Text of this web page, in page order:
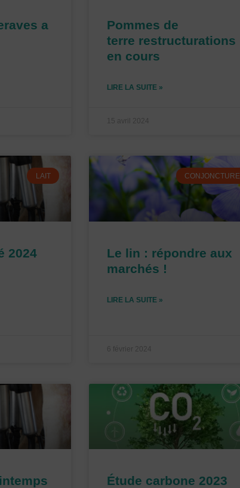
a
Pommes de
terre restructurations
en cours
LIRE LA SUITE »
15 avril 2024
LAIT
2024
CONJONCTURE
Le lin : répondre aux
marchés !
LIRE LA SUITE »
6 février 2024
Étude carbone 2023